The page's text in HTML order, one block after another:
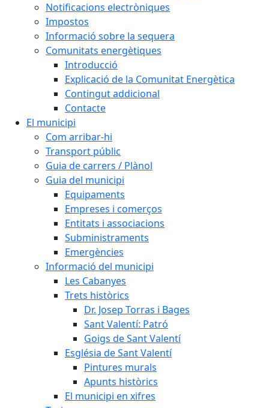
Notificacions electròniques
Impostos
Informació sobre la sequera
Comunitats energètiques
Introducció
Explicació de la Comunitat Energètica
Contingut addicional
Contacte
El municipi
Com arribar-hi
Transport públic
Guia de carrers / Plànol
Guia del municipi
Equipaments
Empreses i comerços
Entitats i associacions
Subministraments
Emergències
Informació del municipi
Les Cabanyes
Trets històrics
Dr. Josep Torras i Bages
Sant Valentí: Patró
Goigs de Sant Valentí
Església de Sant Valentí
Pintures murals
Apunts històrics
El municipi en xifres